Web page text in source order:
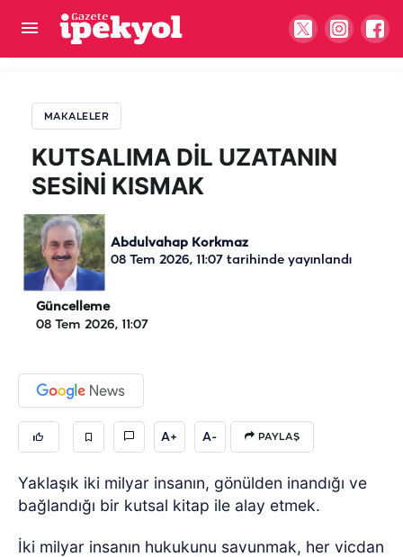
MAKALELER
KUTSALIMA DİL UZATANIN
SESİNİ KISMAK
Abdulvahap Korkmaz
08 Tem 2026, 11:07 tarihinde yayınlandı
Güncelleme
08 Tem 2026, 11:07
A+ A- PAYLAŞ
Yaklaşık iki milyar insanın, gönülden inandığı ve
bağlandığı bir kutsal kitap ile alay etmek.
İki milyar insanın hukukunu savunmak, her vicdan
KUTSALIMA DİL UZATANIN SESİNİ KISMAK